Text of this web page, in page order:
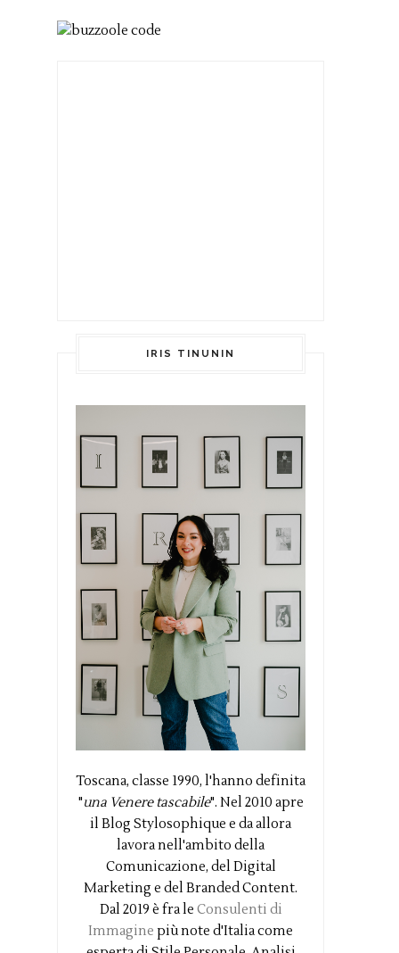
IRIS TINUNIN
Toscana, classe 1990, l'hanno definita
"una Venere tascabile". Nel 2010 apre
il Blog Stylosophique e da allora
lavora nell'ambito della
Comunicazione, del Digital
Marketing e del Branded Content.
Dal 2019 è fra le Consulenti di
Immagine più note d'Italia come